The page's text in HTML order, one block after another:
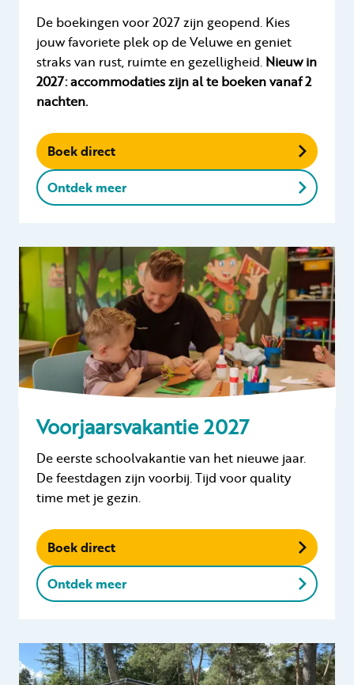
De boekingen voor 2027 zijn geopend. Kies
jouw favoriete plek op de Veluwe en geniet
straks van rust, ruimte en gezelligheid. Nieuw in
2027: accommodaties zijn al te boeken vanaf 2
nachten.
Boek direct
Ontdek meer
Voorjaarsvakantie 2027
De eerste schoolvakantie van het nieuwe jaar.
De feestdagen zijn voorbij. Tijd voor quality
time met je gezin.
Boek direct
Ontdek meer